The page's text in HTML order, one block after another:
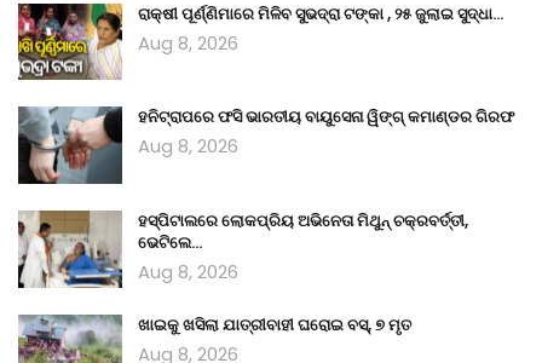
ରାକ୍ଷୀ ପୂର୍ଣ୍ଣିମାରେ ମିଳିବ ସୁଭଦ୍ରା ଟଙ୍କା , ୨୫ ଜୁଲାଇ ସୁଦ୍ଧା…
Aug 8, 2026
ହନିଟ୍ରାପରେ ଫସି ଭାରତୀୟ ବାୟୁସେନା ୱିଙ୍ଗ୍ କମାଣ୍ଡର ଗିରଫ
Aug 8, 2026
ହସ୍ପିଟାଲରେ ଲୋକପ୍ରିୟ ଅଭିନେତା ମିଥୁନ୍ ଚକ୍ରବର୍ତ୍ତୀ,
ଭେଟିଲେ…
Aug 8, 2026
ଖାଇକୁ ଖସିଲା ଯାତ୍ରୀବାହୀ ଘରୋଇ ବସ୍, ୭ ମୃତ
Aug 8, 2026